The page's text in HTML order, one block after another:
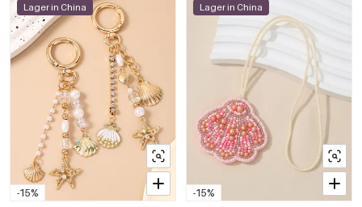
-15%
Lager in China
-15%
Lager in China